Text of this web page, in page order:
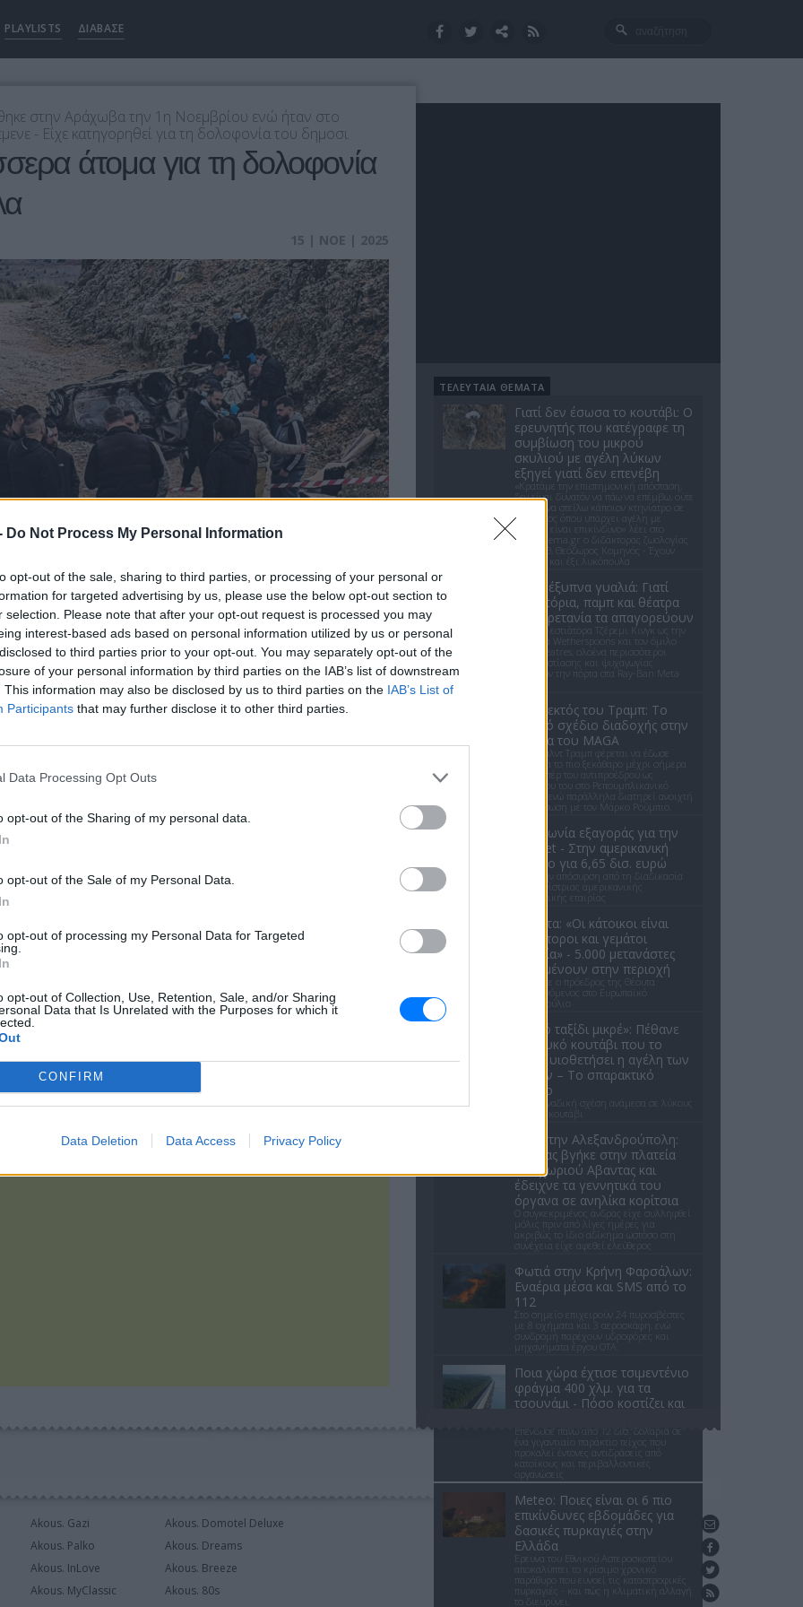
Do Not Process My Personal Information
opt-out of the sale, sharing to third parties, or processing of your personal or
for targeted advertising by us, please use the below opt-out section to
selection. Please note that after your opt-out request is processed you may
interest-based ads based on personal information utilized by us or personal
to third parties prior to your opt-out. You may separately opt-out of the
of your personal information by third parties on the IAB’s list of downstream
This information may also be disclosed by us to third parties on the IAB’s List of
Participants that may further disclose it to other third parties.
Data Processing Opt Outs
opt-out of the Sharing of my personal data.
opt-out of the Sale of my Personal Data.
opt-out of processing my Personal Data for Targeted
opt-out of Collection, Use, Retention, Sale, and/or Sharing
Data that Is Unrelated with the Purposes for which it
CONFIRM
Data Deletion Data Access Privacy Policy
PLAYLISTS ΔΙΑΒΑΣΕ
στην Αράχωβα την 1η Νοεμβρίου ενώ ήταν στο
- Είχε κατηγορηθεί για τη δολοφονία του δημοσι
άτομα για τη δολοφονία
15 | ΝΟΕ | 2025
σήμερα για τη δολοφονία του Γιάννη Λάλα.
την ώρα της δολοφονίας (την 1η Νοεμβρίου) και
της βίλας όπου διέμενε.
δέχτηκε πολλές σφαίρες από καλάσνικοφ σε όλο του το
αίματος. Οι δράστες φαίνεται ότι τον παρακολουθούσαν
αλλά και του ξενοδοχείου.
είχε κατηγορηθεί για τη δολοφονία του δημοσιογράφου
αθώος από το Μικτό Ορκωτό Δικαστήριο τον Ιούλιο του
greece/article/1727353/alert-sunelavan-tous-dolofonous-tou-
gianni-lala/
ΤΕΛΕΥΤΑΙΑ ΘΕΜΑΤΑ
Γιατί δεν έσωσα το κουτάβι: Ο
ερευνητής που κατέγραφε τη
συμβίωση του μικρού
σκυλιού με αγέλη λύκων
εξηγεί γιατί δεν επενέβη
«Κρατάμε την επιστημονική απόσταση,
δεν είναι δυνατόν να πάω να επέμβω, ούτε
γίνεται να στείλω κάποιον κτηνίατρο σε
ένα μέρος όπου υπάρχει αγέλη με
λύκους, είναι επικίνδυνο» λέει στο
protothema.gr ο διδάκτορας ζωολογίας
του ΑΠΘ, Θεόδωρος Κομηνός - Έχουν
πεθάνει και έξι λυκόπουλα
Meta έξυπνα γυαλιά: Γιατί
εστιατόρια, παμπ και θέατρα
στη Βρετανία τα απαγορεύουν
Από τον εστιάτορα Τζέρεμι Κινγκ ως την
αλυσίδα Wetherspoons και τον όμιλο
ATG Theatres, ολοένα περισσότεροι
χώροι εστίασης και ψυχαγωγίας
κλείνουν την πόρτα στα Ray-Ban Meta
Ο εκλεκτός του Τραμπ: Το
κρυφό σχέδιο διαδοχής στην
ηγεσία του MAGA
Ο Ντόναλντ Τραμπ φέρεται να έδωσε
ιδιωτικά το πιο ξεκάθαρο μέχρι σήμερα
σήμα υπέρ του αντιπροέδρου ως
διαδόχου του στο Ρεπουμπλικανικό
Κόμμα, ενώ παράλληλα διατηρεί ανοιχτή
την εξίσωση με τον Μάρκο Ρούμπιο.
Συμφωνία εξαγοράς για την
EasyJet - Στην αμερικανική
Appolo για 6,65 δισ. ευρώ
Μετά την απόσυρση από τη διαδικασία
ανταγωνίστριας αμερικανικής
επενδυτικής εταιρίας
Θέουτα: «Οι κάτοικοι είναι
ανήμποροι και γεμάτοι
αγωνία» - 5.000 μετανάστες
παραμένουν στην περιοχή
Όσα είπε ο πρόεδρος της Θέουτα
απευθυνόμενος στο Ευρωπαϊκό
«Καλό ταξίδι μικρέ»: Πέθανε
το λευκό κουτάβι που το
είχαν υιοθετήσει η αγέλη των
λύκων – Το σπαρακτικό
βίντεο
Μια μοναδική σχέση ανάμεσα σε λύκους
και ένα κουτάβι
Σοκ στην Αλεξανδρούπολη:
Ανδρας βγήκε στην πλατεία
του χωριού Αβαντας και
έδειχνε τα γεννητικά του
όργανα σε ανηλίκα κορίτσια
Ο συγκεκριμένος άνδρας είχε συλληφθεί
μόλις πριν από λίγες ημέρες για
ακριβώς το ίδιο αδίκημα ωστόσο στη
συνέχεια είχε αφεθεί ελεύθερος
Φωτιά στην Κρήνη Φαρσάλων:
Εναέρια μέσα και SMS από το
112
Στο σημείο επιχειρούν 24 πυροσβέστες
με 8 οχήματα και 3 αεροσκάφη, ενώ
συνδρομή παρέχουν υδροφόρες και
μηχανήματα έργου ΟΤΑ.
Ποια χώρα έχτισε τσιμεντένιο
φράγμα 400 χλμ. για τα
τσουνάμι - Πόσο κοστίζει και
Επένδυσε πάνω από 12 δισ. δολάρια σε
ένα γιγαντιαίο παράκτιο τείχος που
προκαλεί έντονες αντιδράσεις από
κατοίκους και περιβαλλοντικές
οργανώσεις
Meteo: Ποιες είναι οι 6 πιο
επικίνδυνες εβδομάδες για
δασικές πυρκαγιές στην
Ελλάδα
Έρευνα του Εθνικού Αστεροσκοπείου
αποκαλύπτει το κρίσιμο χρονικό
παράθυρο που ευνοεί τις καταστροφικές
πυρκαγιές - και πώς η κλιματική αλλαγή
το διευρύνει.
Akous. Gazi
Akous. Palko
Akous. InLove
Akous. MyClassic
Akous. Domotel Deluxe
Akous. Dreams
Akous. Breeze
Akous. 80s
Επικοινωνήστε μαζί μας
Ακολουθήστε μας στο Twitter
Ενημέρωση με RSS feed